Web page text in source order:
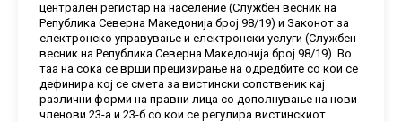
централен регистар на население (Службен весник на
Република Северна Македонија број 98/19) и Законот за
електронско управување и електронски услуги (Службен
весник на Република Северна Македонија број 98/19). Во
таа на сока се врши прецизирање на одредбите со кои се
дефинира кој се смета за вистински сопственик кај
различни форми на правни лица со дополнување на нови
членови 23-а и 23-б со кои се регулира вистинскиот